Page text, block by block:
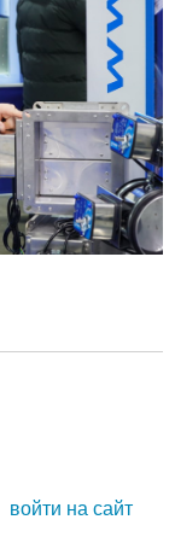
войти на сайт